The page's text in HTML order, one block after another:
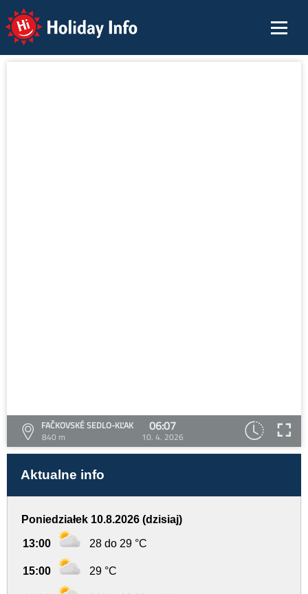
Holiday Info
FAČKOVSKÉ SEDLO-KĽAK
840 m
06:07
10. 4. 2026
Aktualne info
Poniedziałek 10.8.2026 (dzisiaj)
13:00 28 do 29 °C
15:00 29 °C